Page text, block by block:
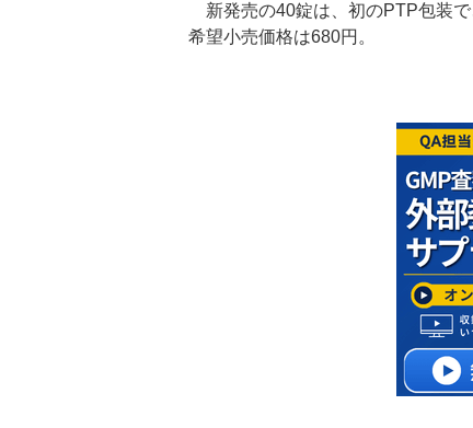
新発売の40錠は、初のPTP包装で
希望小売価格は680円。